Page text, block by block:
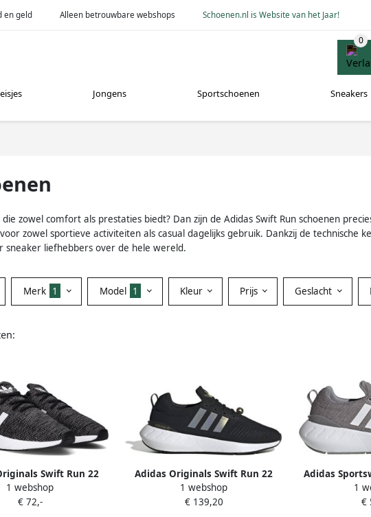
en geld Alleen betrouwbare webshops Schoenen.nl is Website van het Jaar!
Jongens Sportschoenen Sneakers
zowel comfort als prestaties biedt? Dan zijn de Adidas Swift Run schoenen
zowel sportieve activiteiten als casual dagelijks gebruik. Dankzij de technische
sneaker liefhebbers over de hele wereld.
Merk 1 Model 1 Kleur Prijs Geslacht
Swift Run 22
Schoenen core
white grey five maat:
1 webshop
€ 72,-
Adidas Originals Swift Run 22
sneakers zwart goud
1 webshop
€ 139,20
Adidas
Schoenen
1
€